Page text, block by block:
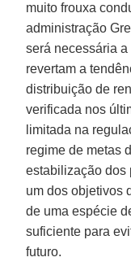
muito frouxa
administração
será necessária
revertam a
distribuição de
verificada nos
limitada na
regime de metas
estabilização dos
um dos objetivos
de uma espécie
suficiente para
futuro.